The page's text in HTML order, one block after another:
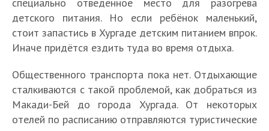
детского питания. Но если ребёнок маленький,
стоит запастись в Хургаде детским питанием впрок.
Иначе придётся ездить туда во время отдыха.
Общественного транспорта пока нет. Отдыхающие
сталкиваются с такой проблемой, как добраться из
Макади-Бей до города Хургада. От некоторых
отелей по расписанию отправляются туристические